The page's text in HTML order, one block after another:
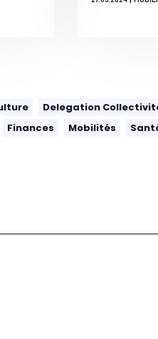
Delegation
Finances Mobilités